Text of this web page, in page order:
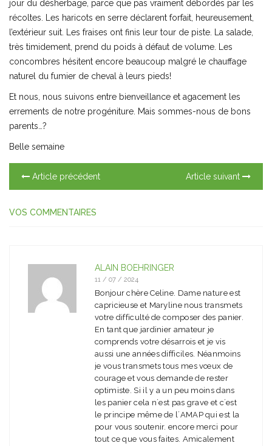
jour du désherbage, parce que pas vraiment débordés par les
récoltes. Les haricots en serre déclarent forfait, heureusement,
l’extérieur suit. Les fraises ont finis leur tour de piste. La salade,
très timidement, prend du poids à défaut de volume. Les
concombres hésitent encore beaucoup malgré le chauffage
naturel du fumier de cheval à leurs pieds!
Et nous, nous suivons entre bienveillance et agacement les
errements de notre progéniture. Mais sommes-nous de bons
parents…?
Belle semaine
Article précédent Article suivant
VOS COMMENTAIRES
ALAIN BOEHRINGER
11 / 07 / 2024
Bonjour chère Celine. Dame nature est
capricieuse et Maryline nous transmets
votre difficulté de composer des panier.
En tant que jardinier amateur je
comprends votre désarrois et je vis
aussi une années difficiles. Néanmoins
je vous transmets tous mes vœux de
courage et vous demande de rester
optimiste. Si il y a un peu moins dans
les panier cela n´est pas grave et c´est
le principe même de l´AMAP qui est la
pour vous soutenir. encore merci pour
tout ce que vous faites. Amicalement